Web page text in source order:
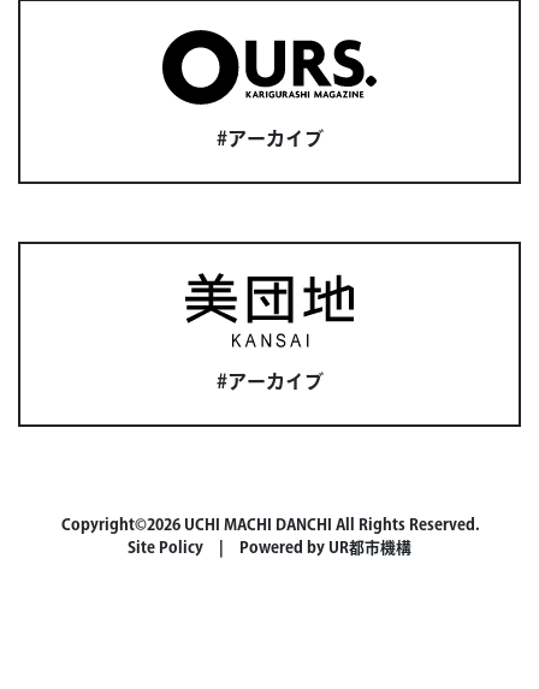
#アーカイブ
#アーカイブ
Copyright©2026 UCHI MACHI DANCHI All Rights Reserved.
Site Policy | Powered by UR都市機構